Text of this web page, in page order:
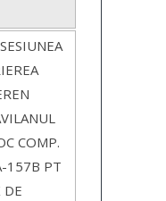
COMP.
157B PT
DE